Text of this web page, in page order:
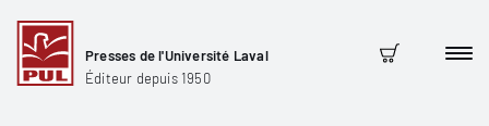
Presses de l'Université Laval
Éditeur depuis 1950
Panier